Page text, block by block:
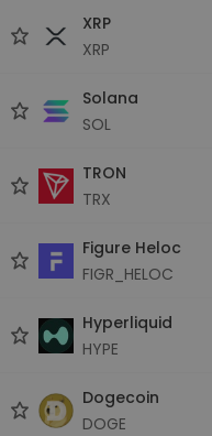
XRP
XRP
Solana
SOL
TRON
TRX
Figure Heloc
FIGR_HELOC
Hyperliquid
HYPE
Dogecoin
DOGE